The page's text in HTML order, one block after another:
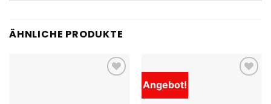
ÄHNLICHE PRODUKTE
Angebot!